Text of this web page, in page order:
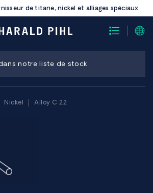
de titane, nickel et alliages spéciaux
Nickel Alloy C 22